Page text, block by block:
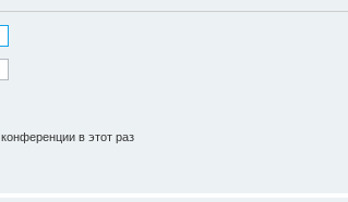
в этот раз